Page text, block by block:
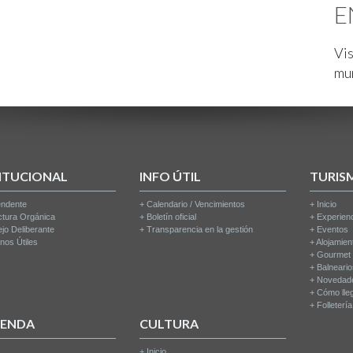
Orgánica
Deliberante
Útiles
INFO ÚTIL
+Calendario / Vencimientos
+ Boletín oficial
+Transparencia en la gestión
+ Inicio
+
+ Eventos
+
+Gourmet
+
+
+Cómo
+
CULTURA